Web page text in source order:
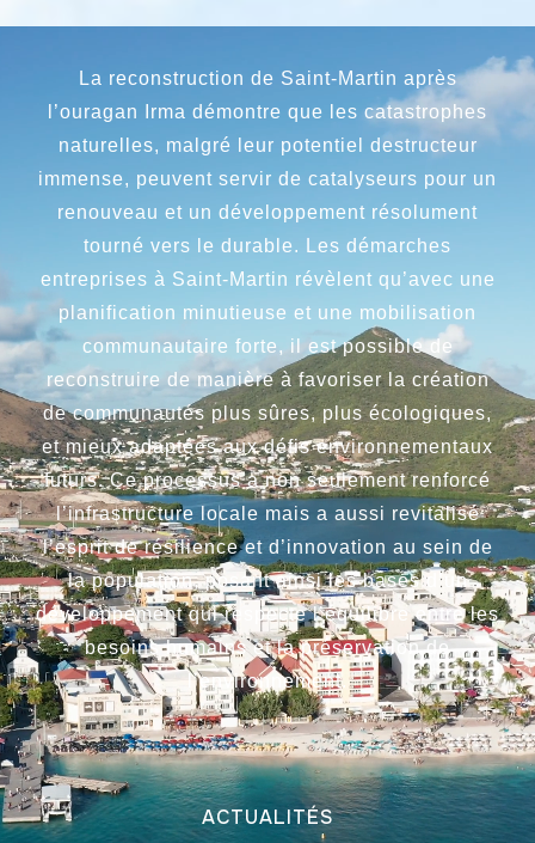
La reconstruction de Saint-Martin après
l’ouragan Irma démontre que les catastrophes
naturelles, malgré leur potentiel destructeur
immense, peuvent servir de catalyseurs pour un
renouveau et un développement résolument
tourné vers le durable. Les démarches
entreprises à Saint-Martin révèlent qu’avec une
planification minutieuse et une mobilisation
communautaire forte, il est possible de
reconstruire de manière à favoriser la création
de communautés plus sûres, plus écologiques,
et mieux adaptées aux défis environnementaux
futurs. Ce processus a non seulement renforcé
l’infrastructure locale mais a aussi revitalisé
l’esprit de résilience et d’innovation au sein de
la population, posant ainsi les bases d’un
développement qui respecte l’équilibre entre les
besoins humains et la préservation de
l’environnement.
ACTUALITÉS